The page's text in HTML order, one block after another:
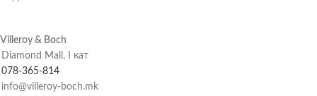
Villeroy & Boch
Diamond Mall, I кат
078-365-814
info@villeroy-boch.mk